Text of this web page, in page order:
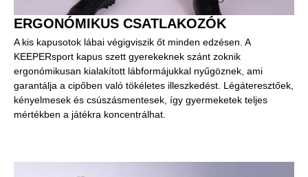
ERGONÓMIKUS CSATLAKOZÓK
A kis kapusotok lábai végigviszik őt minden edzésen. A
KEEPERsport kapus szett gyerekeknek szánt zoknik
ergonómikusan kialakított lábformájukkal nyűgöznek, ami
garantálja a cipőben való tökéletes illeszkedést. Légáteresztőek,
kényelmesek és csúszásmentesek, így gyermeketek teljes
mértékben a játékra koncentrálhat.